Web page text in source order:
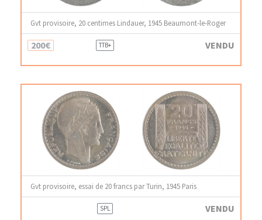
Gvt provisoire, 20 centimes Lindauer, 1945 Beaumont-le-Roger
200€ TTB+ VENDU
Gvt provisoire, essai de 20 francs par Turin, 1945 Paris
SPL VENDU